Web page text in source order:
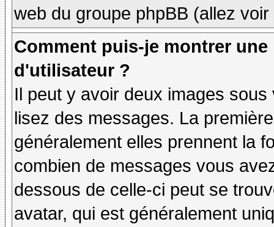
web du groupe phpBB (allez
Comment puis-je montrer
d'utilisateur ?
Il peut y avoir deux images
lisez des messages. La
généralement elles prennent la
combien de messages vous
dessous de celle-ci peut se
avatar, qui est généralement